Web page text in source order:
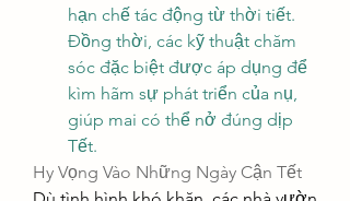
hạn chế tác động từ thời tiết.
Đồng thời, các kỹ thuật chăm
sóc đặc biệt được áp dụng để
kìm hãm sự phát triển của nụ,
giúp mai có thể nở đúng dịp
Tết.
Hy Vọng Vào Những Ngày Cận Tết